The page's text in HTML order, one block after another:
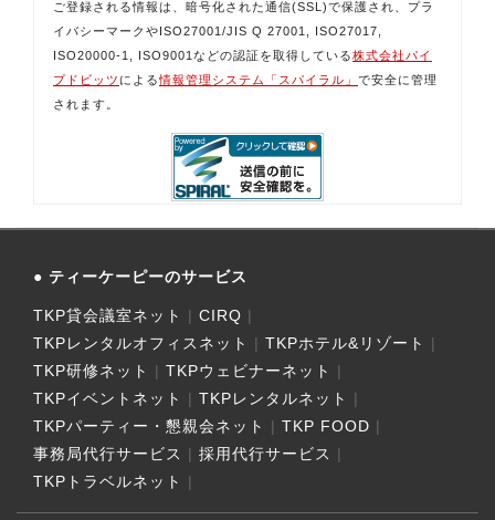
ご登録される情報は、暗号化された通信(SSL)で保護され、プラ
イバシーマークやISO27001/JIS Q 27001, ISO27017,
ISO20000-1, ISO9001などの認証を取得している株式会社パイ
プドビッツ による情報管理システム「スパイラル」 で安全に管理
されます。
ティーケーピーのサービス
TKP貸会議室ネット
CIRQ
TKPレンタルオフィスネット
TKPホテル&リゾート
TKP研修ネット
TKPウェビナーネット
TKPイベントネット
TKPレンタルネット
TKPパーティー・懇親会ネット
TKP FOOD
事務局代行サービス
採用代行サービス
TKPトラベルネット